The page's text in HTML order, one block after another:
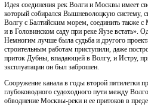
Идея соединения рек Волги и Москвы имеет
который собирался Вышневолоцкую систему,
Волгу с Балтийским морем, соединить также
и в Головинском саду при реке Яузе встать».
Немногим лучше была судьба и другого
строительным работам приступили, даже
приток Дубны, впадающей в Волгу, и Истру,
эксплуатации он был заброшен.
Сооружение канала в годы второй пятилетки
глубоководного судоходного пути между
обводнение Москвы-реки и ее притоков в